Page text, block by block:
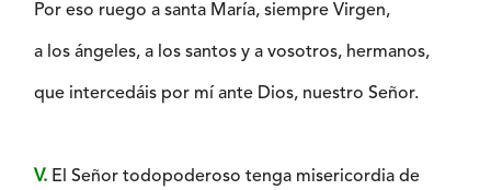
Por eso ruego a santa María, siempre Virgen,
a los ángeles, a los santos y a vosotros, hermanos,
que intercedáis por mí ante Dios, nuestro Señor.
V. El Señor todopoderoso tenga misericordia de